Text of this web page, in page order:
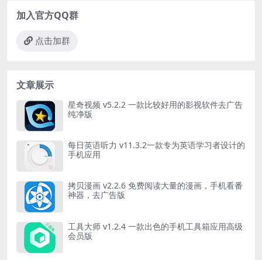
加入官方QQ群
点击加群
文章展示
星奇视频 v5.2.2 一款比较好用的影视软件去广告
纯净版
每日英语听力 v11.3.2一款专为英语学习者设计的
手机应用
拷贝漫画 v2.2.6 免费阅读大量的漫画，手机看番
神器，去广告版
工具大师 v1.2.4 一款出色的手机工具箱应用高级
会员版